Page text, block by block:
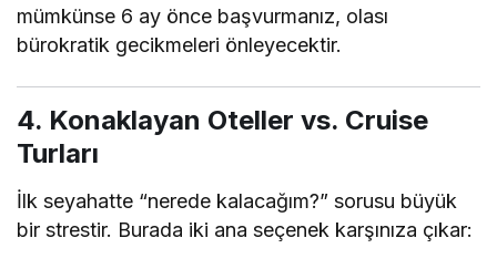
mümkünse 6 ay önce başvurmanız, olası
bürokratik gecikmeleri önleyecektir.
4. Konaklayan Oteller vs. Cruise
Turları
İlk seyahatte “nerede kalacağım?” sorusu büyük
bir strestir. Burada iki ana seçenek karşınıza çıkar: